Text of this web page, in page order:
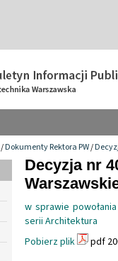
/Dokumenty Rektora PW/
Decyzja nr
w sprawie
serii Architektura
Pobierz plik
pdf